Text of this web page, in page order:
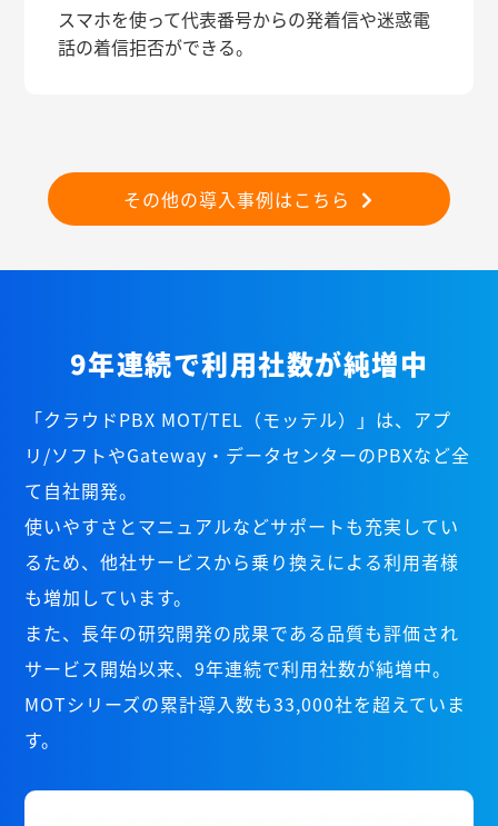
スマホを使って代表番号からの発着信や迷惑電
話の着信拒否ができる。
その他の導入事例はこちら
9年連続で利用社数が純増中
「クラウドPBX MOT/TEL（モッテル）」は、アプ
リ/ソフトやGateway・データセンターのPBXなど全
て自社開発。
使いやすさとマニュアルなどサポートも充実してい
るため、他社サービスから乗り換えによる利用者様
も増加しています。
また、長年の研究開発の成果である品質も評価され
サービス開始以来、9年連続で利用社数が純増中。
MOTシリーズの累計導入数も33,000社を超えていま
す。